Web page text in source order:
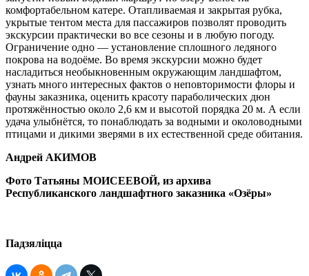
комфортабельном катере. Отапливаемая и закрытая рубка,
укрытые тентом места для пассажиров позволят проводить
экскурсии практически во все сезоны и в любую погоду.
Ограничение одно — установление сплошного ледяного
покрова на водоёме. Во время экскурсии можно будет
насладиться необыкновенным окружающим ландшафтом,
узнать много интересных фактов о неповторимости флоры и
фауны заказника, оценить красоту параболических дюн
протяжённостью около 2,6 км и высотой порядка 20 м. А если
удача улыбнётся, то понаблюдать за водными и околоводными
птицами и дикими зверями в их естественной среде обитания.
Андрей АКИМОВ
Фото Татьяны МОИСЕЕВОЙ, из архива
Республиканского ландшафтного заказника «Озёры»
Падзяліцца